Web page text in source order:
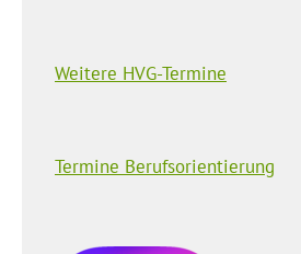
Weitere HVG-Termine
Termine Berufsorientierung